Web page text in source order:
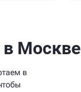
в Москве
в